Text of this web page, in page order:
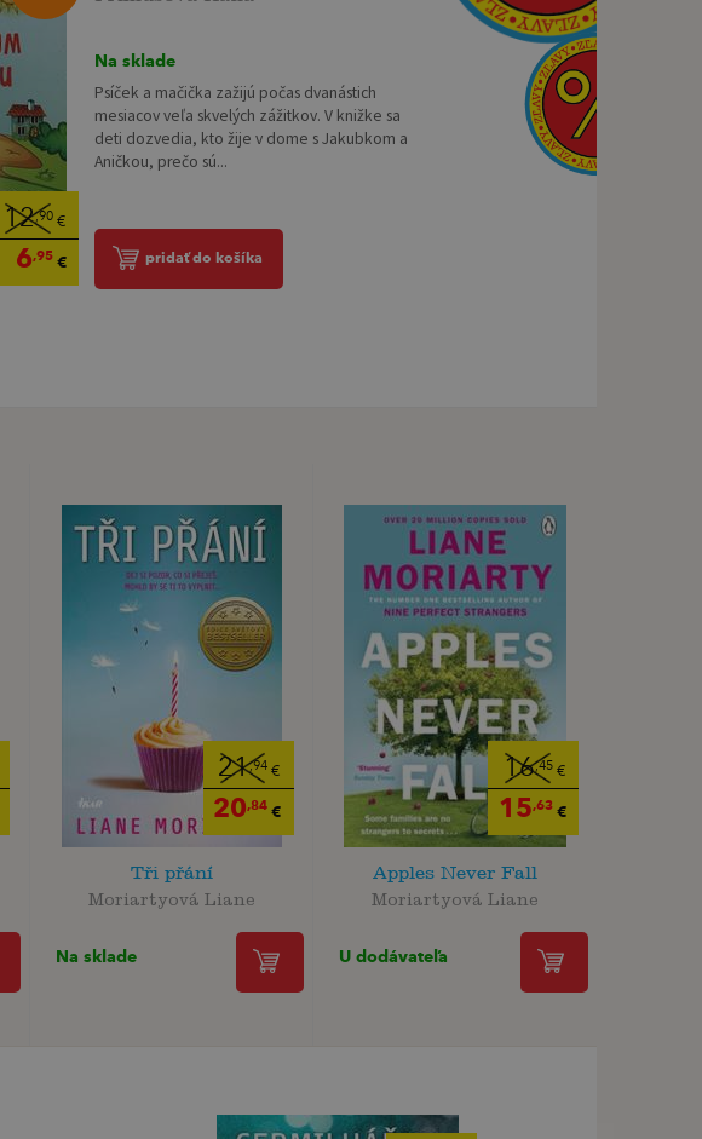
12,90€
6,95€
Na sklade
Psíček a mačička zažijú počas dvanástich
mesiacov veľa skvelých zážitkov. V knižke sa
deti dozvedia, kto žije v dome s Jakubkom a
Aničkou, prečo sú...
pridať do košíka
21,94 €
20,84 €
Tři přání
Moriartyová Liane
Na sklade
16,45€
15,63€
Apples Never Fall
Moriartyová Liane
U dodávateľa